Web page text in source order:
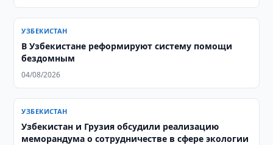
УЗБЕКИСТАН
В Узбекистане реформируют систему помощи
бездомным
04/08/2026
УЗБЕКИСТАН
Узбекистан и Грузия обсудили реализацию
меморандума о сотрудничестве в сфере экологии